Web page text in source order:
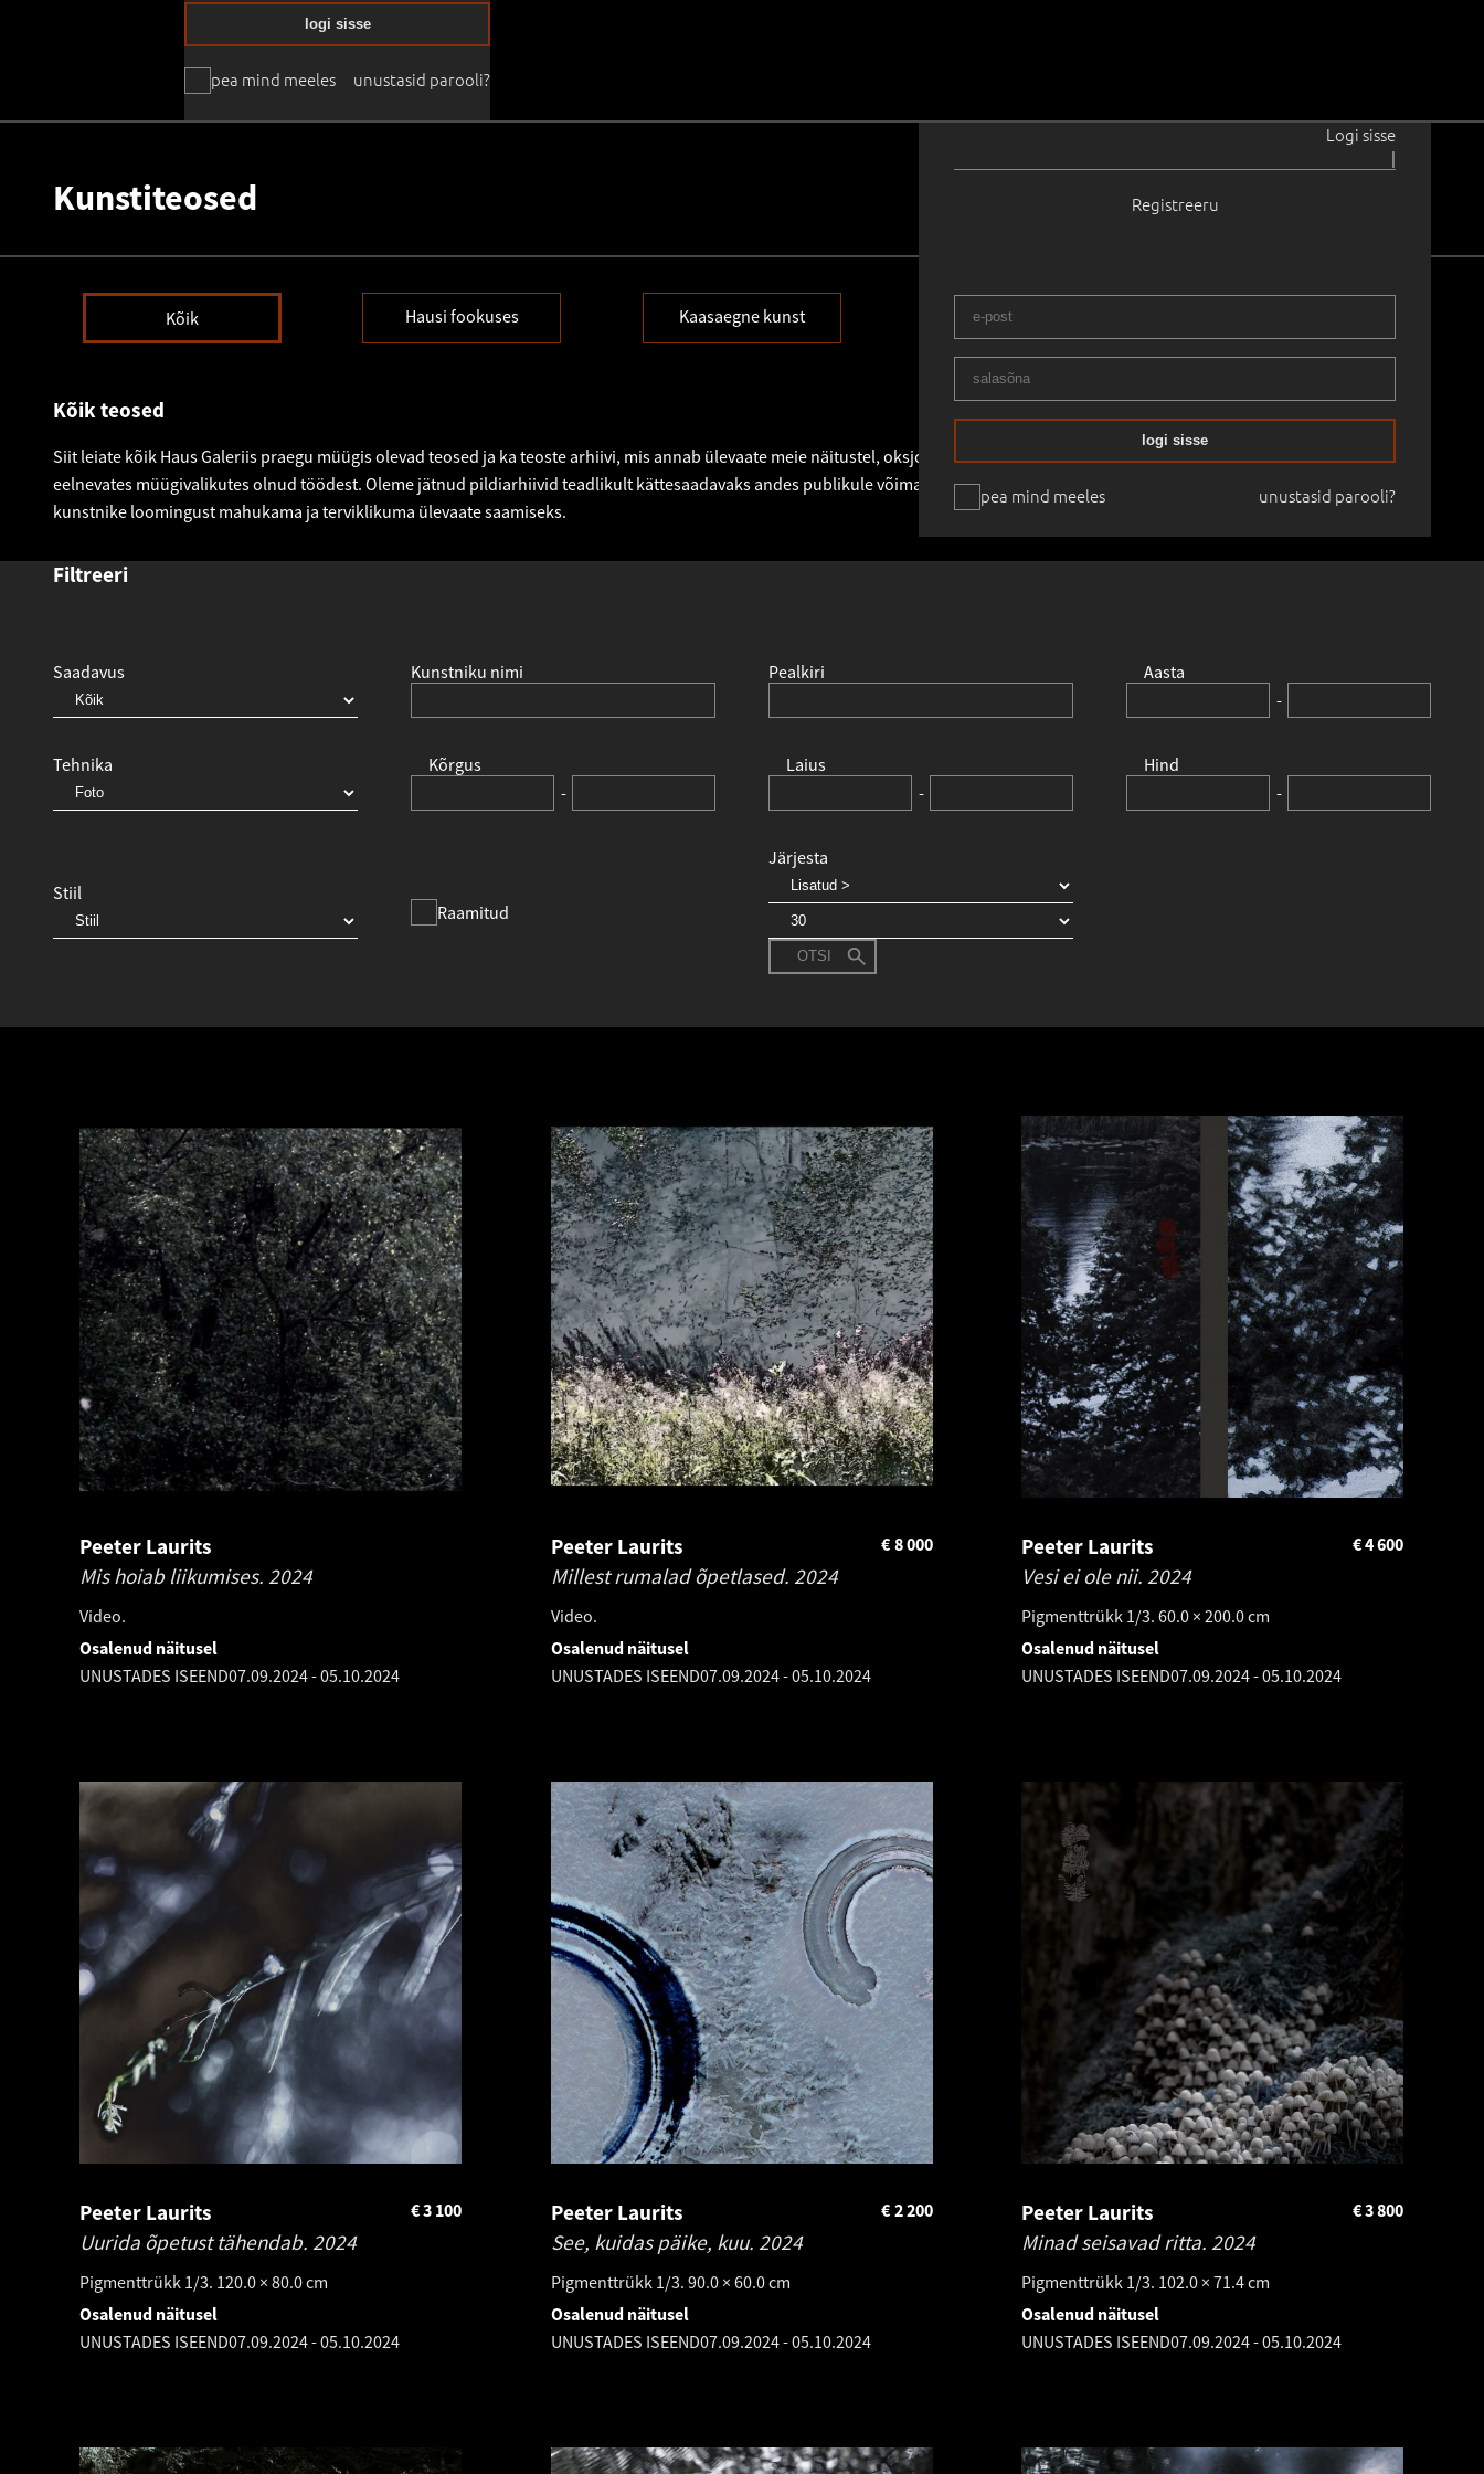
Logi sisse
|
Registreeru
pea mind meeles
logi sisse
unustasid parooli?
pea mind meeles
logi sisse
unustasid parooli?
Kunstiteosed
Kõik Hausi fookuses Kaasaegne kunst Noor kunst
Kõik teosed
Siit leiate kõik Haus Galeriis praegu müügis olevad teosed ja ka teoste arhiivi, mis annab ülevaate meie näitustel, oksjonitel või
eelnevates müügivalikutes olnud töödest. Oleme jätnud pildiarhiivid teadlikult kättesaadavaks andes publikule võimaluse erinevate
kunstnike loomingust mahukama ja terviklikuma ülevaate saamiseks.
Filtreeri
Saadavus Pealkiri
Kunstniku nimi
Kõrgus
-
Laius
-
Hind
-
Tehnika
Stiil
Aasta
-
Raamitud
Järjesta
OTSI
Peeter Laurits
Mis hoiab liikumises. 2024
Video.
Osalenud näitusel
UNUSTADES ISEEND07.09.2024-05.10.2024
Peeter Laurits
Millest rumalad õpetlased. 2024
Video.
8 000
€
Osalenud näitusel
UNUSTADES ISEEND07.09.2024-05.10.2024
Peeter Laurits
Vesi ei ole nii. 2024
Pigmenttrükk 1/3. 60.0 × 200.0 cm
4 600
€
Osalenud näitusel
UNUSTADES ISEEND07.09.2024-05.10.2024
Peeter Laurits
Uurida õpetust tähendab. 2024
Pigmenttrükk 1/3. 120.0 × 80.0 cm
3 100
€
Osalenud näitusel
UNUSTADES ISEEND07.09.2024-05.10.2024
Peeter Laurits
See, kuidas päike, kuu. 2024
Pigmenttrükk 1/3. 90.0 × 60.0 cm
2 200
€
Osalenud näitusel
UNUSTADES ISEEND07.09.2024-05.10.2024
Peeter Laurits
Minad seisavad ritta. 2024
Pigmenttrükk 1/3. 102.0 × 71.4 cm
3 800
€
Osalenud näitusel
UNUSTADES ISEEND07.09.2024-05.10.2024